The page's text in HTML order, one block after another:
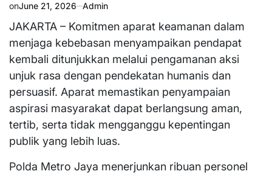
onJune 21, 2026 Admin
JAKARTA – Komitmen aparat keamanan dalam
menjaga kebebasan menyampaikan pendapat
kembali ditunjukkan melalui pengamanan aksi
unjuk rasa dengan pendekatan humanis dan
persuasif. Aparat memastikan penyampaian
aspirasi masyarakat dapat berlangsung aman,
tertib, serta tidak mengganggu kepentingan
publik yang lebih luas.
Polda Metro Jaya menerjunkan ribuan personel